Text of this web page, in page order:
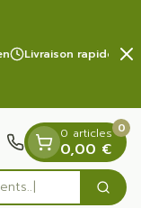
Livraison rapide
0 articles
0,00 €
0